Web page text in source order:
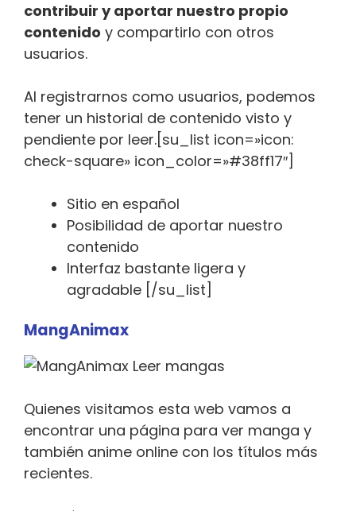
contribuir y aportar nuestro propio
contenido y compartirlo con otros
usuarios.
Al registrarnos como usuarios, podemos
tener un historial de contenido visto y
pendiente por leer.[su_list icon=»icon:
check-square» icon_color=»#38ff17″]
Sitio en español
Posibilidad de aportar nuestro
contenido
Interfaz bastante ligera y
agradable [/su_list]
MangAnimax
Quienes visitamos esta web vamos a
encontrar una página para ver manga y
también anime online con los títulos más
recientes.